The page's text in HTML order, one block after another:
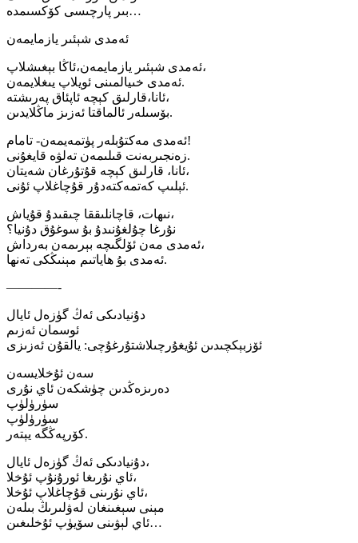
بىر پارچىسى كۆكسىمدە…
ئەمدى شېئىر يازمايمەن
ئەمدى شېئىر يازمايمەن،ئاڭا بېغىشلاپ،
ئەمدى خىيالمىنى ئويلاپ يىغلايمەن.
ئانا،قارلىق كېچە ئاپئاق پەرىشتە،
بۆسىلەر ئالماقتا ئەزىز ماڭلايدىن.
ئەمدى مەكتۇبلەر پۈتمەيمەن- تامام!
زەنجىربەنت قىلىمەن تەلۋە قايغۇنى.
ئانا، قارلىق كېچە قۇتۇرغان شەيتان،
ئېلىپ كەتمەكتەدۇر قۇچاغلاپ ئۇنى.
نىھات، قاچانلىققا چىقىدۇ قۇياش،
نۇرغا چۇلغۇنىدۇ بۇ سوغۇق دۇنيا؟
ئەمدى مەن ئۆلگىچە بېرىمەن بەرداش،
ئەمدى بۇ ھاياتىم مېنىڭكى تەنھا.
————-
دۇنيادىكى ئەڭ گۈزەل ئايال
ئوسمان ئەزىم
ئۆزبېكچىدىن ئۇيغۇرچىلاشتۇرغۇچى: يالقۇن ئەزىزى
سەن ئۇخلايسەن
دەرىزەڭدىن چۈشكەن ئاي نۇرى
سۈرۈلۈپ
سۈرۈلۈپ
كۆرپەڭگە يېتەر.
دۇنيادىكى ئەڭ گۈزەل ئايال،
ئاي نۇرىغا ئورۇنۇپ ئۇخلا،
ئاي نۇرىنى قۇچاغلاپ ئۇخلا،
مېنى سېغىنغان لەۋلىرىڭ بىلەن
ئاي لېۋىنى سۆيۈپ ئۇخلىغىن…